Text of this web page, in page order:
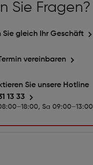
Sie Fragen?
Sie gleich Ihr Geschäft
vereinbaren
Sie unsere Hotline
13 33
Sa 09:00–13:00